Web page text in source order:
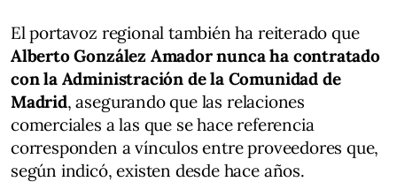
El portavoz regional también ha reiterado que
Alberto González Amador nunca ha contratado
con la Administración de la Comunidad de
Madrid, asegurando que las relaciones
comerciales a las que se hace referencia
corresponden a vínculos entre proveedores que,
según indicó, existen desde hace años.